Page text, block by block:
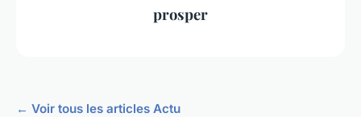
prosper
← Voir tous les articles Actu